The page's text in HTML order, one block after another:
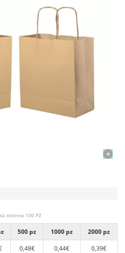
minima 100 PZ
500 pz 1000 pz
2000 pz
0,48€ 0,44€ 0,39€